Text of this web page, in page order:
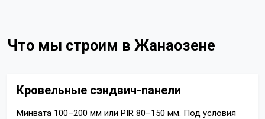
Что мы строим в Жанаозене
Кровельные сэндвич-панели
Минвата 100–200 мм или PIR 80–150 мм. Под условия